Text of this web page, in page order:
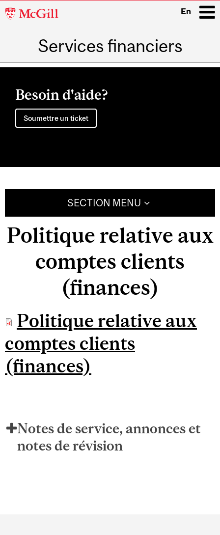
McGill
En
Services financiers
Main
Besoin d'aide?
Soumettre un ticket
SECTION MENU
Politique relative aux
comptes clients
(finances)
Politique relative aux
comptes clients
(finances)
Notes de service, annonces et
notes de révision